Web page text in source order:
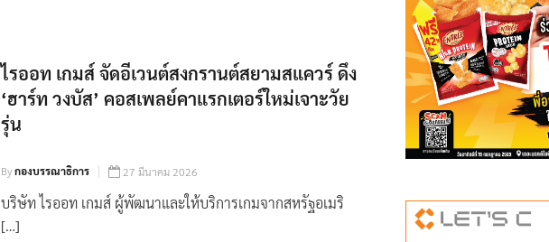
ไรออท เกมส์ จัดอีเวนต์สงกรานต์สยามสแควร์ ดึง
‘ฮาร์ท วงบัส’ คอสเพลย์คาแรกเตอร์ใหม่เจาะวัย
รุ่น
Byกองบรรณาธิการ 27 มีนาคม 2026
บริษัท ไรออท เกมส์ ผู้พัฒนาและให้บริการเกมจากสหรัฐอเมริ
[…]